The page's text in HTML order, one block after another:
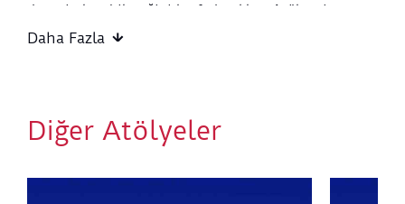
deneyimlenebileceğini keşfedecekler. Atölyenin
uygulama bölümünde ise büyük bir ortak yüzey
talimat kartları hem de ortak çalışma sergilenecek.
Böylece çizgi, yalnızca bakılan bir form olmaktan
Daha Fazla
Diğer Atölyeler